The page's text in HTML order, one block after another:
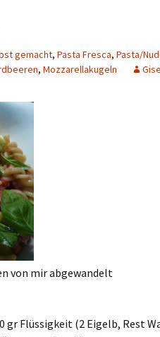
gemacht, Pasta Fresca, Pasta/
, Mozzarellakugeln
von mir abgewandelt
gr Flüssigkeit (2 Eigelb, Rest